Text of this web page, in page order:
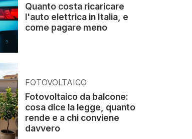
Quanto costa ricaricare
l'auto elettrica in Italia, e
come pagare meno
FOTOVOLTAICO
Fotovoltaico da balcone:
cosa dice la legge, quanto
rende e a chi conviene
davvero